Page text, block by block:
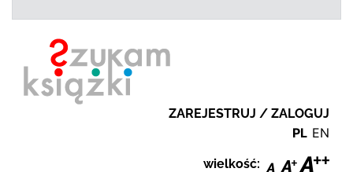
ZAREJESTRUJ / ZALOGUJ
PL EN
wielkość: